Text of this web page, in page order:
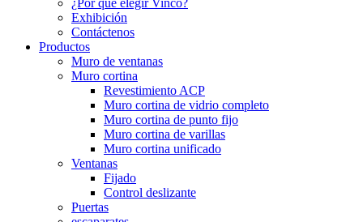
¿Por qué elegir Vinco?
Exhibición
Contáctenos
Productos
Muro de ventanas
Muro cortina
Revestimiento ACP
Muro cortina de vidrio completo
Muro cortina de punto fijo
Muro cortina de varillas
Muro cortina unificado
Ventanas
Fijado
Control deslizante
Puertas